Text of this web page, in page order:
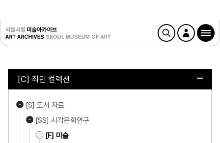
[C] 최민 컬렉션
[S] 도서 자료
[SS] 시각문화연구
[F] 미술